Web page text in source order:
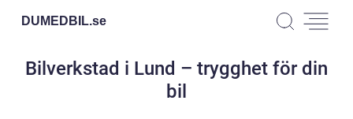
DUMEDBIL.se
Bilverkstad i Lund – trygghet för din
bil